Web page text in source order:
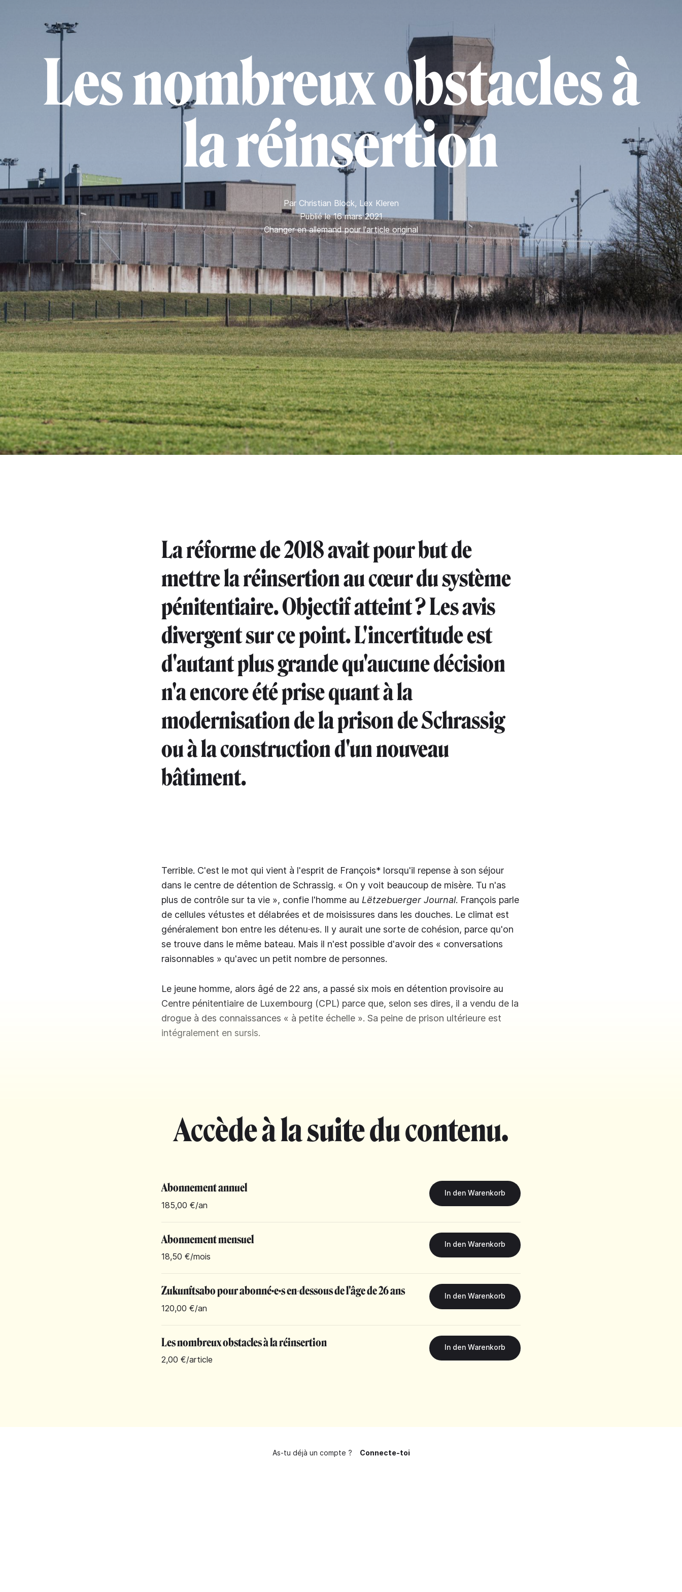
Les nombreux obstacles à
la réinsertion
Par Christian Block, Lex Kleren
Publié le 16 mars 2021
Changer en allemand pour l'article original
La réforme de 2018 avait pour but de
mettre la réinsertion au cœur du système
pénitentiaire. Objectif atteint ? Les avis
divergent sur ce point. L'incertitude est
d'autant plus grande qu'aucune décision
n'a encore été prise quant à la
modernisation de la prison de Schrassig
ou à la construction d'un nouveau
bâtiment.
Terrible. C'est le mot qui vient à l'esprit de François* lorsqu'il repense à son séjour
dans le centre de détention de Schrassig. « On y voit beaucoup de misère. Tu n'as
plus de contrôle sur ta vie », confie l'homme au Lëtzebuerger Journal. François parle
de cellules vétustes et délabrées et de moisissures dans les douches. Le climat est
généralement bon entre les détenu·es. Il y aurait une sorte de cohésion, parce qu'on
se trouve dans le même bateau. Mais il n'est possible d'avoir des « conversations
raisonnables » qu'avec un petit nombre de personnes.
Le jeune homme, alors âgé de 22 ans, a passé six mois en détention provisoire au
Centre pénitentiaire de Luxembourg (CPL) parce que, selon ses dires, il a vendu de la
drogue à des connaissances « à petite échelle ». Sa peine de prison ultérieure est
intégralement en sursis.
Accède à la suite du contenu.
Abonnement annuel
185,00 €/an
Abonnement mensuel
18,50 €/mois
Zukunftsabo pour abonné·e·s en-dessous de l'âge de 26 ans
120,00 €/an
Les nombreux obstacles à la réinsertion
2,00 €/article
As-tu déjà un compte ? Connecte-toi